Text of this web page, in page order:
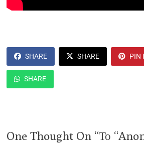
SHARE SHARE PIN
SHARE
One Thought On “Το